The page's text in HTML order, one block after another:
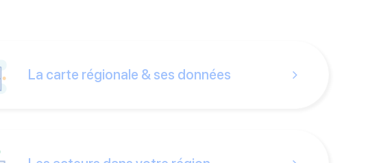
La carte régionale & ses données